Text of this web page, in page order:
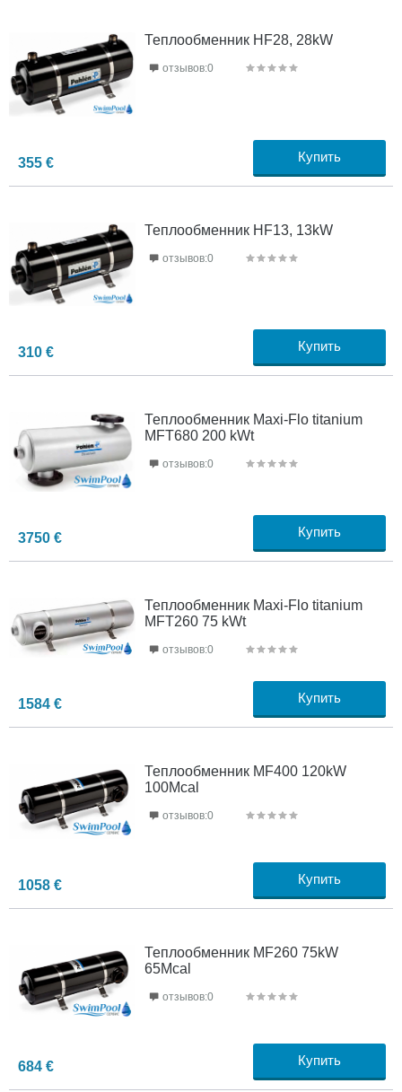
Теплообменник HF28, 28kW
355 € Купить
отзывов:0
Теплообменник HF13, 13kW
310 € Купить
отзывов:0
Теплообменник Maxi-Flo titanium
MFT680 200 kWt
3750 € Купить
отзывов:0
Теплообменник Maxi-Flo titanium
MFT260 75 kWt
1584 € Купить
отзывов:0
Теплообменник MF400 120kW
100Mcal
1058 € Купить
отзывов:0
Теплообменник MF260 75kW
65Mcal
684 € Купить
отзывов:0